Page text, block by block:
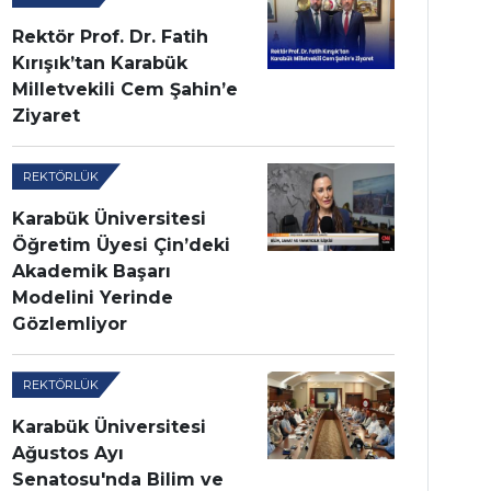
Rektör Prof. Dr. Fatih
Kırışık’tan Karabük
Milletvekili Cem Şahin’e
Ziyaret
REKTÖRLÜK
Karabük Üniversitesi
Öğretim Üyesi Çin’deki
Akademik Başarı
Modelini Yerinde
Gözlemliyor
REKTÖRLÜK
Karabük Üniversitesi
Ağustos Ayı
Senatosu'nda Bilim ve